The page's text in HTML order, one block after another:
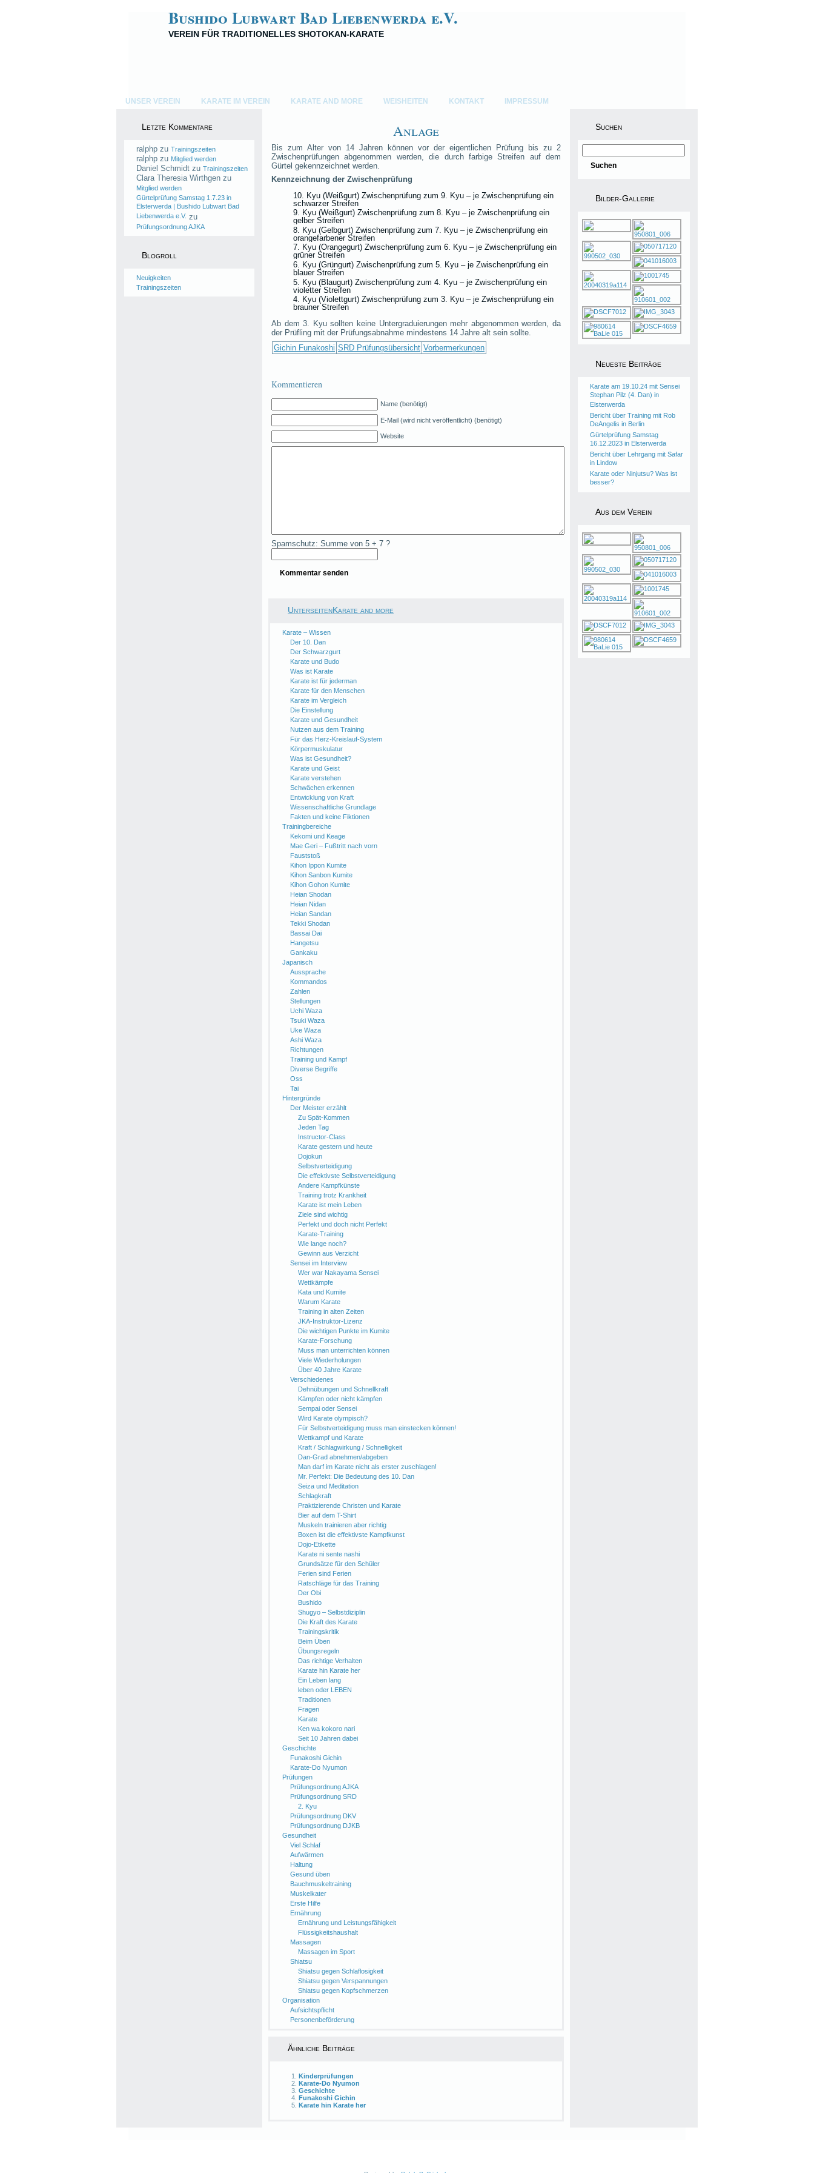
Bushido Lubwart Bad Liebenwerda e.V.
VEREIN FÜR TRADITIONELLES SHOTOKAN-KARATE
UNSER VEREIN KARATE IM VEREIN KARATE AND MORE WEISHEITEN KONTAKT IMPRESSUM
Letzte Kommentare
ralphp zu Trainingszeiten
ralphp zu Mitglied werden
Daniel Schmidt zu Trainingszeiten
Clara Theresia Wirthgen zu
Mitglied werden
Gürtelprüfung Samstag 1.7.23 in
Elsterwerda | Bushido Lubwart Bad
Liebenwerda e.V. zu
Prüfungsordnung AJKA
Blogroll
Neuigkeiten
Trainingszeiten
Anlage
Bis zum Alter von 14 Jahren können vor der eigentlichen Prüfung bis zu 2
Zwischenprüfungen abgenommen werden, die durch farbige Streifen auf dem
Gürtel gekennzeichnet werden.
Kennzeichnung der Zwischenprüfung
10. Kyu (Weißgurt) Zwischenprüfung zum 9. Kyu – je Zwischenprüfung ein
schwarzer Streifen
9. Kyu (Weißgurt) Zwischenprüfung zum 8. Kyu – je Zwischenprüfung ein
gelber Streifen
8. Kyu (Gelbgurt) Zwischenprüfung zum 7. Kyu – je Zwischenprüfung ein
orangefarbener Streifen
7. Kyu (Orangegurt) Zwischenprüfung zum 6. Kyu – je Zwischenprüfung ein
grüner Streifen
6. Kyu (Grüngurt) Zwischenprüfung zum 5. Kyu – je Zwischenprüfung ein
blauer Streifen
5. Kyu (Blaugurt) Zwischenprüfung zum 4. Kyu – je Zwischenprüfung ein
violetter Streifen
4. Kyu (Violettgurt) Zwischenprüfung zum 3. Kyu – je Zwischenprüfung ein
brauner Streifen
Ab dem 3. Kyu sollten keine Untergraduierungen mehr abgenommen werden, da
der Prüfling mit der Prüfungsabnahme mindestens 14 Jahre alt sein sollte.
Gichin Funakoshi SRD Prüfungsübersicht Vorbermerkungen
Kommentieren
Name (benötigt)
E-Mail (wird nicht veröffentlicht) (benötigt)
Website
Spamschutz: Summe von 5 + 7 ?
UnterseitenKarate and more
Karate – Wissen
Der 10. Dan
Der Schwarzgurt
Karate und Budo
Was ist Karate
Karate ist für jederman
Karate für den Menschen
Karate im Vergleich
Die Einstellung
Karate und Gesundheit
Nutzen aus dem Training
Für das Herz-Kreislauf-System
Körpermuskulatur
Was ist Gesundheit?
Karate und Geist
Karate verstehen
Schwächen erkennen
Entwicklung von Kraft
Wissenschaftliche Grundlage
Fakten und keine Fiktionen
Trainingbereiche
Kekomi und Keage
Mae Geri – Fußtritt nach vorn
Fauststoß
Kihon Ippon Kumite
Kihon Sanbon Kumite
Kihon Gohon Kumite
Heian Shodan
Heian Nidan
Heian Sandan
Tekki Shodan
Bassai Dai
Hangetsu
Gankaku
Japanisch
Aussprache
Kommandos
Zahlen
Stellungen
Uchi Waza
Tsuki Waza
Uke Waza
Ashi Waza
Richtungen
Training und Kampf
Diverse Begriffe
Oss
Tai
Hintergründe
Der Meister erzählt
Zu Spät-Kommen
Jeden Tag
Instructor-Class
Karate gestern und heute
Dojokun
Selbstverteidigung
Die effektivste Selbstverteidigung
Andere Kampfkünste
Training trotz Krankheit
Karate ist mein Leben
Ziele sind wichtig
Perfekt und doch nicht Perfekt
Karate-Training
Wie lange noch?
Gewinn aus Verzicht
Sensei im Interview
Wer war Nakayama Sensei
Wettkämpfe
Kata und Kumite
Warum Karate
Training in alten Zeiten
JKA-Instruktor-Lizenz
Die wichtigen Punkte im Kumite
Karate-Forschung
Muss man unterrichten können
Viele Wiederholungen
Über 40 Jahre Karate
Verschiedenes
Dehnübungen und Schnellkraft
Kämpfen oder nicht kämpfen
Sempai oder Sensei
Wird Karate olympisch?
Für Selbstverteidigung muss man einstecken können!
Wettkampf und Karate
Kraft / Schlagwirkung / Schnelligkeit
Dan-Grad abnehmen/abgeben
Man darf im Karate nicht als erster zuschlagen!
Mr. Perfekt: Die Bedeutung des 10. Dan
Seiza und Meditation
Schlagkraft
Praktizierende Christen und Karate
Bier auf dem T-Shirt
Muskeln trainieren aber richtig
Boxen ist die effektivste Kampfkunst
Dojo-Etikette
Karate ni sente nashi
Grundsätze für den Schüler
Ferien sind Ferien
Ratschläge für das Training
Der Obi
Bushido
Shugyo – Selbstdiziplin
Die Kraft des Karate
Trainingskritik
Beim Üben
Übungsregeln
Das richtige Verhalten
Karate hin Karate her
Ein Leben lang
leben oder LEBEN
Traditionen
Fragen
Karate
Ken wa kokoro nari
Seit 10 Jahren dabei
Geschichte
Funakoshi Gichin
Karate-Do Nyumon
Prüfungen
Prüfungsordnung AJKA
Prüfungsordnung SRD
2. Kyu
Prüfungsordnung DKV
Prüfungsordnung DJKB
Gesundheit
Viel Schlaf
Aufwärmen
Haltung
Gesund üben
Bauchmuskeltraining
Muskelkater
Erste Hilfe
Ernährung
Ernährung und Leistungsfähigkeit
Flüssigkeitshaushalt
Massagen
Massagen im Sport
Shiatsu
Shiatsu gegen Schlaflosigkeit
Shiatsu gegen Verspannungen
Shiatsu gegen Kopfschmerzen
Organisation
Aufsichtspflicht
Personenbeförderung
Ähnliche Beiträge
Kinderprüfungen
Karate-Do Nyumon
Geschichte
Funakoshi Gichin
Karate hin Karate her
Suchen
Bilder-Gallerie
Neueste Beiträge
Karate am 19.10.24 mit Sensei
Stephan Pilz (4. Dan) in
Elsterwerda
Bericht über Training mit Rob
DeAngelis in Berlin
Gürtelprüfung Samstag
16.12.2023 in Elsterwerda
Bericht über Lehrgang mit Safar
in Lindow
Karate oder Ninjutsu? Was ist
besser?
Aus dem Verein